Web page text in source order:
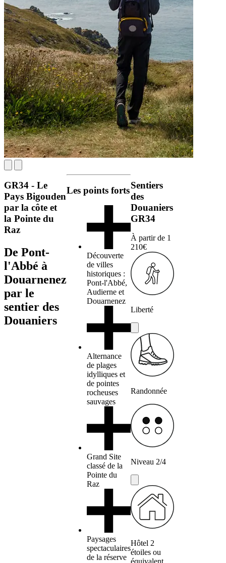
GR34 - Le
Pays Bigouden
par la côte et
la Pointe du
Raz
De Pont-
l'Abbé à
Douarnenez
par le
sentier des
Douaniers
Les points forts
Découverte
de villes
historiques :
Pont-l'Abbé,
Audierne et
Douarnenez
Alternance
de plages
idylliques et
de pointes
rocheuses
sauvages
Grand Site
classé de la
Pointe du
Raz
Paysages
spectaculaires
de la réserve
Sentiers
des
Douaniers
GR34
À partir de 1
210€
Liberté
Randonnée
Niveau 2/4
Hôtel 2
étoiles ou